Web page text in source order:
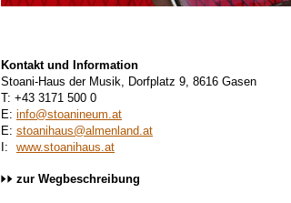
Kontakt und Information
Stoani-Haus der Musik, Dorfplatz 9, 8616 Gasen
T: +43 3171 500 0
E: info@stoanineum.at
E: stoanihaus@almenland.at
I:
www.stoanihaus.at
zur Wegbeschreibung